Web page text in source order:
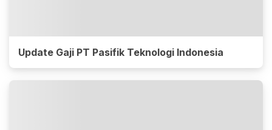
Update Gaji PT Pasifik Teknologi Indonesia